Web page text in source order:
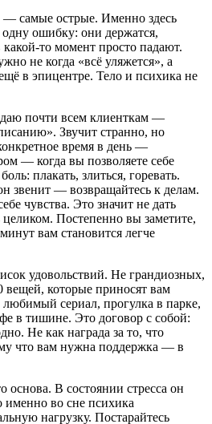
— самые острые. Именно здесь
ошибку: они держатся,
то момент просто падают.
не когда «всё уляжется», а
в эпицентре. Тело и психика не
почти всем клиенткам —
Звучит странно, но
время в день —
— когда вы позволяете себе
плакать, злиться, горевать.
звенит — возвращайтесь к делам.
чувства. Это значит не дать
целиком. Постепенно вы заметите,
вам становится легче
удовольствий. Не грандиозных,
вещей, которые приносят вам
сериал, прогулка в парке,
в тишине. Это договор с собой:
Не как награда за то, что
что вам нужна поддержка — в
В состоянии стресса он
во сне психика
нагрузку. Постарайтесь